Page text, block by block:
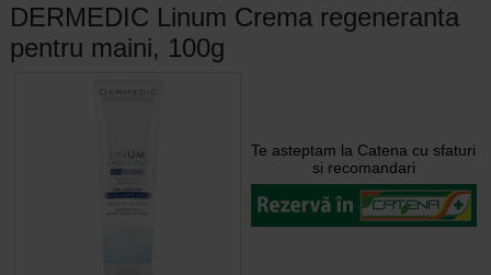
DERMEDIC Linum Crema regeneranta
pentru maini, 100g
Te asteptam la Catena cu sfaturi
si recomandari